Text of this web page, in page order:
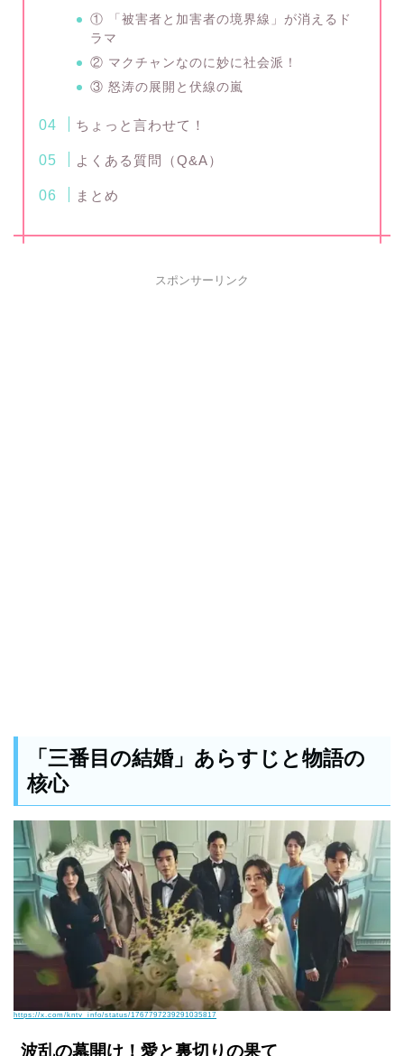
① 「被害者と加害者の境界線」が消えるド
ラマ
② マクチャンなのに妙に社会派！
③ 怒涛の展開と伏線の嵐
ちょっと言わせて！
よくある質問（Q&A）
まとめ
スポンサーリンク
「三番目の結婚」あらすじと物語の
核心
https://x.com/kntv_info/status/1767797239291035817
波乱の幕開け！愛と裏切りの果て